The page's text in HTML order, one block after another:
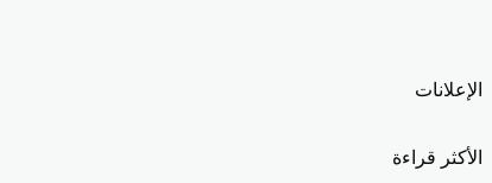
الإعلانات
الأكثر قراءة